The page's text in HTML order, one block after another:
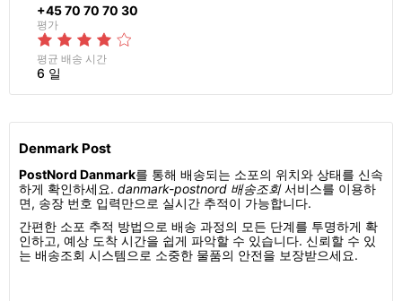
+45 70 70 70 30
평가
평균 배송 시간
6 일
Denmark Post
PostNord Danmark를 통해 배송되는 소포의 위치와 상태를 신속
하게 확인하세요. danmark-postnord 배송조회서비스를 이용하
면, 송장 번호 입력만으로 실시간 추적이 가능합니다.
간편한 소포 추적 방법으로 배송 과정의 모든 단계를 투명하게 확
인하고, 예상 도착 시간을 쉽게 파악할 수 있습니다. 신뢰할 수 있
는 배송조회 시스템으로 소중한 물품의 안전을 보장받으세요.